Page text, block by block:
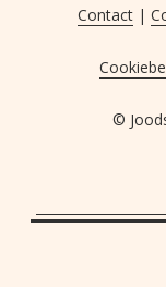
Contact |
©